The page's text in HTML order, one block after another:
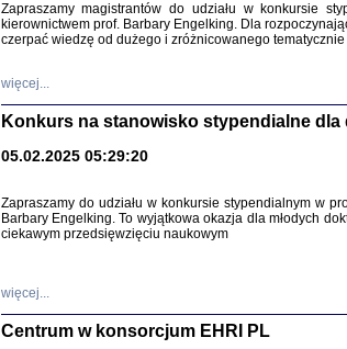
Zapraszamy magistrantów do udziału w konkursie
kierownictwem prof. Barbary Engelking. Dla
czerpać wiedzę od dużego i zróżnicowanego
więcej...
Konkurs na stanowisko stypendialne dla
05.02.2025 05:29:20
Zapraszamy do udziału w konkursie stypendialnym w
Barbary Engelking. To wyjątkowa okazja dla młodych
ciekawym przedsięwzięciu naukowym
więcej...
Centrum w konsorcjum EHRI PL